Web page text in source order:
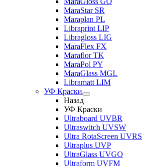
MaraStar SR
Maraplan PL
Libraprint LIP
Libragloss LIG
MaraFlex FX
Maraflor TK
MaraPol PY
MaraGlass MGL
Libramatt LIM
УФ Краски
Назад
УФ Краски
Ultraboard UVBR
Ultraswitch UVSW
Ultra RotaScreen UVRS
Ultraplus UVP
UltraGlass UVGO
Ultraform UVFM